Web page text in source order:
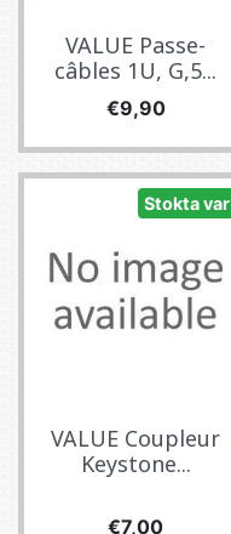
VALUE Passe-
câbles 1U, G,5...
Fiyat
€9,90
Stokta var
VALUE Coupleur
Keystone...
Fiyat
€7,00